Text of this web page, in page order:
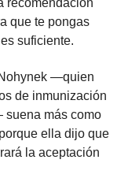
que te pongas
suficiente.
—quien
de inmunización
más como
ella dijo que
la aceptación